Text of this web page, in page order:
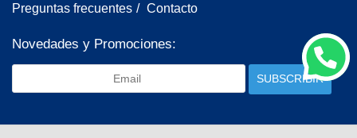
Preguntas frecuentes / Contacto
Novedades y Promociones:
SUBSCRIBIR